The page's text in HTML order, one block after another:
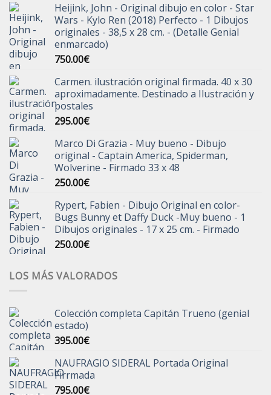
Heijink, John - Original dibujo en color - Star
Wars - Kylo Ren (2018) Perfecto - 1 Dibujos
originales - 38,5 x 28 cm. - (Detalle Genial
enmarcado)
750.00€
Carmen. ilustración original firmada. 40 x 30
aproximadamente. Destinado a Ilustración y
postales
295.00€
Marco Di Grazia - Muy bueno - Dibujo
original - Captain America, Spiderman,
Wolverine - Firmado 33 x 48
250.00€
Rypert, Fabien - Dibujo Original en color-
Bugs Bunny et Daffy Duck -Muy bueno - 1
Dibujos originales - 17 x 25 cm. - Firmado
250.00€
LOS MÁS VALORADOS
Colección completa Capitán Trueno (genial
estado)
395.00€
NAUFRAGIO SIDERAL Portada Original
Firrmada
795.00€